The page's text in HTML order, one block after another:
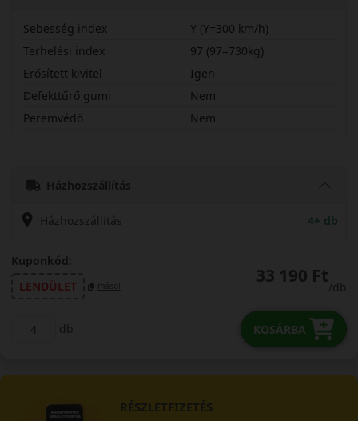
Sebesség index
Y (Y=300 km/h)
Terhelési index
97 (97=730kg)
Erősített kivitel
Igen
Defekttűrő gumi
Nem
Peremvédő
Nem
Házhozszállítás
Házhozszállítás 4+ db
Kuponkód:
LENDÜLET
másol 33 190 Ft
/db
db KOSÁRBA
RÉSZLETFIZETÉS